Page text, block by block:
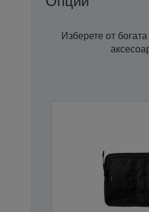
Изберете от